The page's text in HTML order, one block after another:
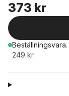
373 kr
Beställningsvara.
249 kr.